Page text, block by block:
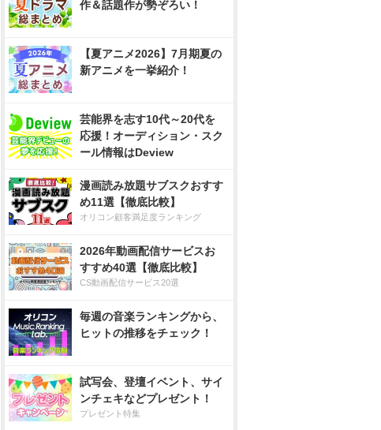
作＆話題作が勢ぞろい！
【夏アニメ2026】7月期夏の
新アニメを一挙紹介！
芸能界を志す10代～20代を
応援！オーディション・スク
ール情報はDeview
漫画読み放題サブスクおすす
め11選【徹底比較】
オリコン顧客満足度ランキング
2026年動画配信サービスお
すすめ40選【徹底比較】
CS動画配信サービス20選
毎週の音楽ランキングから、
ヒットの推移をチェック！
試写会、登壇イベント、サイ
ンチェキなどプレゼント！
プレゼント特集